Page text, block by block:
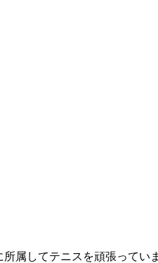
属してテニスを頑張ってい